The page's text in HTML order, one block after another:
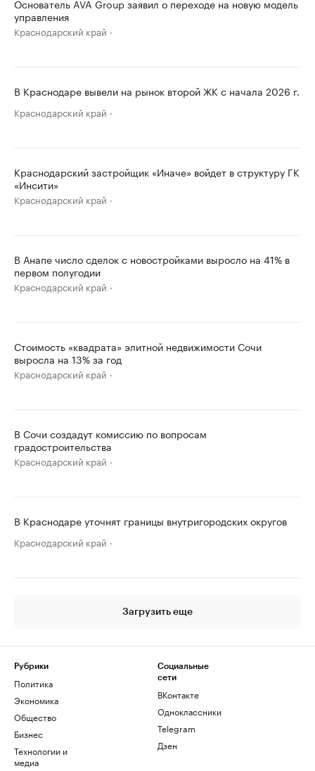
Основатель AVA Group заявил о переходе на новую модель
управления
Краснодарский край
В Краснодаре вывели на рынок второй ЖК с начала 2026 г.
Краснодарский край
Краснодарский застройщик «Иначе» войдет в структуру ГК
«Инсити»
Краснодарский край
В Анапе число сделок с новостройками выросло на 41% в
первом полугодии
Краснодарский край
Стоимость «квадрата» элитной недвижимости Сочи
выросла на 13% за год
Краснодарский край
В Сочи создадут комиссию по вопросам
градостроительства
Краснодарский край
В Краснодаре уточнят границы внутригородских округов
Краснодарский край
Загрузить еще
Рубрики
Политика
Экономика
Общество
Бизнес
Технологии и
медиа
Социальные
сети
ВКонтакте
Одноклассники
Telegram
Дзен